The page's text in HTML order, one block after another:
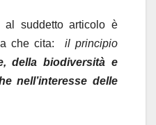
al suddetto articolo è
che cita: il principio
della biodiversità e
nell’interesse delle